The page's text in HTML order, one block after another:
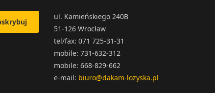
ul. Kamieńskiego 240B
51-126 Wrocław
tel/fax: 071 725-31-31
mobile: 731-632-312
mobile: 668-829-662
e-mail: biuro@dakam-lozyska.pl